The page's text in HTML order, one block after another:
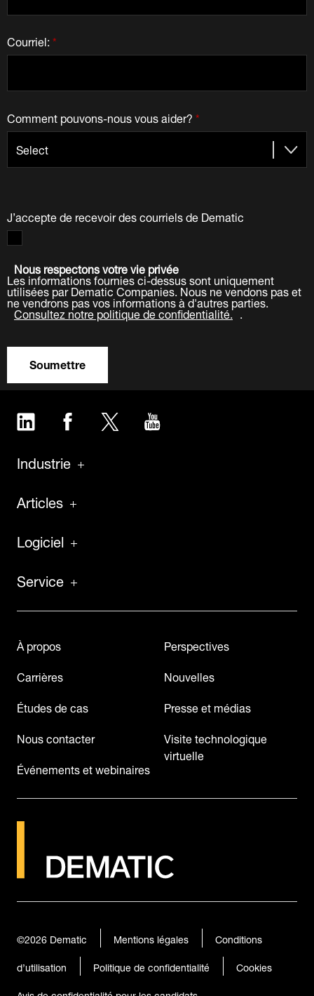
*
Courriel:
*
Comment pouvons-nous vous aider?
J’accepte de recevoir des courriels de Dematic
Nous respectons votre vie privée
Les informations fournies ci-dessus sont uniquement
utilisées par Dematic Companies. Nous ne vendons pas et
ne vendrons pas vos informations à d'autres parties.
Consultez notre politique de confidentialité. .
Soumettre
LinkedIn Facebook Twitter
Industrie
Articles
Logiciel
Service
À propos
Carrières
Études de cas
Nous contacter
Événements et webinaires
Perspectives
Nouvelles
Presse et médias
Visite technologique
virtuelle
©2026Dematic Mentions légales
Conditions
d’utilisation
Politique de confidentialité
Cookies